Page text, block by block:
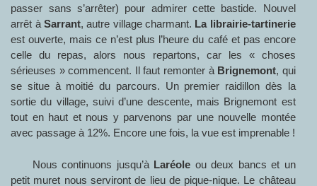
passer sans s’arrêter) pour admirer cette bastide. Nouvel
arrêt à Sarrant, autre village charmant. La librairie-tartinerie
est ouverte, mais ce n’est plus l’heure du café et pas encore
celle du repas, alors nous repartons, car les « choses
sérieuses » commencent. Il faut remonter à Brignemont, qui
se situe à moitié du parcours. Un premier raidillon dès la
sortie du village, suivi d’une descente, mais Brignemont est
tout en haut et nous y parvenons par une nouvelle montée
avec passage à 12%. Encore une fois, la vue est imprenable !
Nous continuons jusqu’à Laréole ou deux bancs et un
petit muret nous serviront de lieu de pique-nique. Le château